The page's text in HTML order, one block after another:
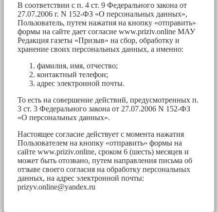
В соответствии с п. 4 ст. 9 Федерального закона от
27.07.2006 г. N 152-ФЗ «О персональных данных»,
Пользователь, путем нажатия на кнопку «отправить»
формы на сайте дает согласие www.priziv.online МАУ
Редакция газеты «Призыв» на сбор, обработку и
хранение своих персональных данных, а именно:
фамилия, имя, отчество;
контактный телефон;
адрес электронной почты.
То есть на совершение действий, предусмотренных п.
3 ст. 3 Федерального закона от 27.07.2006 N 152-ФЗ
«О персональных данных».
Настоящее согласие действует с момента нажатия
Пользователем на кнопку «отправить» формы на
сайте www.priziv.online, сроком 6 (шесть) месяцев и
может быть отозвано, путем направления письма об
отзыве своего согласия на обработку персональных
данных, на адрес электронной почты:
prizyv.online@yandex.ru